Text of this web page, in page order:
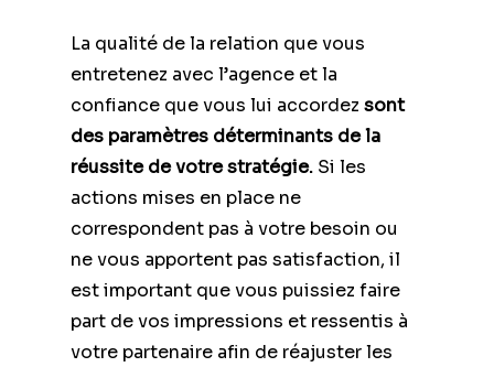
La qualité de la relation que vous
entretenez avec l’agence et la
confiance que vous lui accordez sont
des paramètres déterminants de la
réussite de votre stratégie. Si les
actions mises en place ne
correspondent pas à votre besoin ou
ne vous apportent pas satisfaction, il
est important que vous puissiez faire
part de vos impressions et ressentis à
votre partenaire afin de réajuster les